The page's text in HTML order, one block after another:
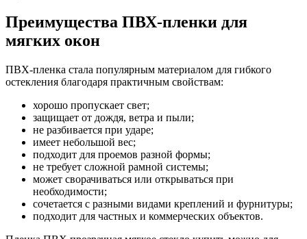
Преимущества ПВХ-пленки для
мягких окон
ПВХ-пленка стала популярным материалом для гибкого
остекления благодаря практичным свойствам:
хорошо пропускает свет;
защищает от дождя, ветра и пыли;
не разбивается при ударе;
имеет небольшой вес;
подходит для проемов разной формы;
не требует сложной рамной системы;
может сворачиваться или открываться при
необходимости;
сочетается с разными видами креплений и фурнитуры;
подходит для частных и коммерческих объектов.